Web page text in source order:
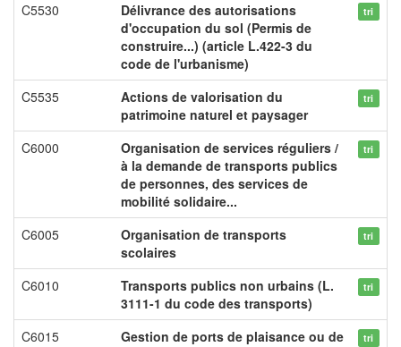
C5530
Délivrance des autorisations
d'occupation du sol (Permis de
construire...) (article L.422-3 du
code de l'urbanisme)
tri
C5535
Actions de valorisation du
patrimoine naturel et paysager
tri
C6000
Organisation de services réguliers /
à la demande de transports publics
de personnes, des services de
mobilité solidaire...
tri
C6005
Organisation de transports
scolaires
tri
C6010
Transports publics non urbains (L.
3111-1 du code des transports)
tri
C6015
Gestion de ports de plaisance ou de
tri